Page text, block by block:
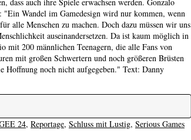
"Ein Wandel im Gamedesign wird nur kommen, wenn
alle Menschen zu machen. Doch dazu müssen wir uns
auseinandersetzen. Da ist kaum möglich in
mit 200 männlichen Teenagern, die alle Fans von
mit großen Schwertern und noch größeren Brüsten
Hoffnung noch nicht aufgegeben." Text: Danny
24, Reportage, Schluss mit Lustig, Serious Games